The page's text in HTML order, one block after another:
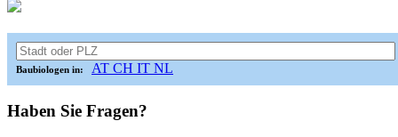
Baubiologen in: AT CH IT NL
Haben Sie Fragen?